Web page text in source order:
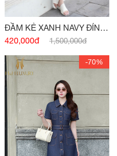
ĐẦM KẺ XANH NAVY ĐÍNH
CÚC
420,000đ 1,500,000đ
-70%